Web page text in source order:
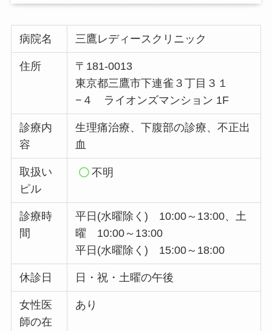
病院名 三鷹レディースクリニック
住所
〒181-0013
東京都三鷹市下連雀３丁目３１
−４ ライオンズマンション 1F
診療内
容
生理痛治療、下腹部の診療、不正出
血
取扱い
ピル
不明
診療時
間
平日(水曜除く) 10:00～13:00、土
曜 10:00～13:00
平日(水曜除く) 15:00～18:00
休診日 日・祝・土曜の午後
女性医
師の在
あり